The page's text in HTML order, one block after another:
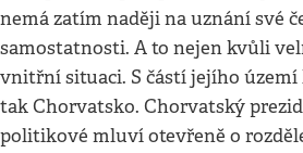
nemá zatím naději na uznání své
samostatnosti. A to nejen kvůli
vnitřní situaci. S částí jejího území
tak Chorvatsko. Chorvatský
politikové mluví otevřeně o